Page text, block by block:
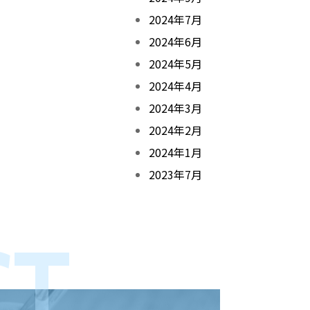
2024年7月
2024年6月
2024年5月
2024年4月
2024年3月
2024年2月
2024年1月
2023年7月